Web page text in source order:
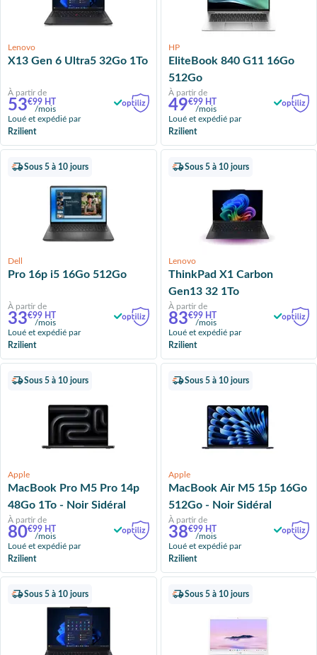
Lenovo
X13 Gen 6 Ultra5 32Go 1To
À partir de
53€99 HT
/mois
Loué et expédié par
Rzilient
HP
EliteBook 840 G11 16Go
512Go
À partir de
49€99 HT
/mois
Loué et expédié par
Rzilient
Sous 5 à 10 jours
Dell
Pro 16p i5 16Go 512Go
À partir de
33€99 HT
/mois
Loué et expédié par
Rzilient
Sous 5 à 10 jours
Lenovo
ThinkPad X1 Carbon
Gen13 32 1To
À partir de
83€99 HT
/mois
Loué et expédié par
Rzilient
Sous 5 à 10 jours
Apple
MacBook Pro M5 Pro 14p
48Go 1To - Noir Sidéral
À partir de
80€99 HT
/mois
Loué et expédié par
Rzilient
Sous 5 à 10 jours
Apple
MacBook Air M5 15p 16Go
512Go - Noir Sidéral
À partir de
38€99 HT
/mois
Loué et expédié par
Rzilient
Sous 5 à 10 jours Sous 5 à 10 jours